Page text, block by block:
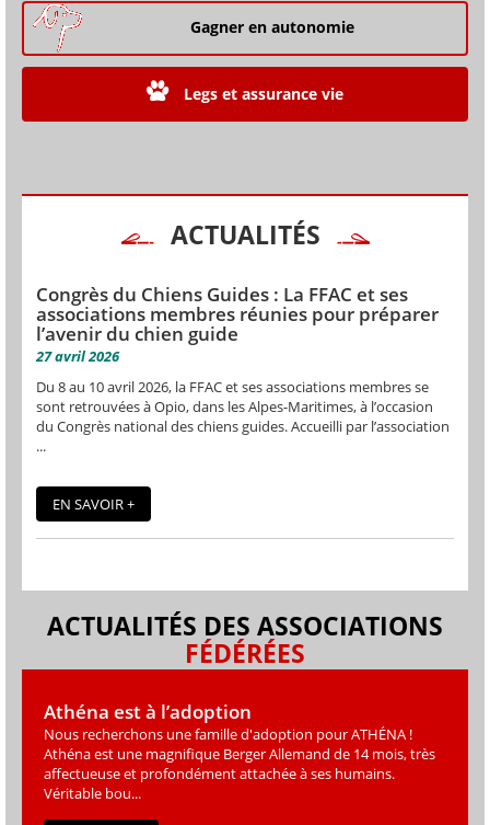
Gagner en autonomie
Legs et assurance vie
ACTUALITÉS
Congrès du Chiens Guides : La FFAC et ses
associations membres réunies pour préparer
l’avenir du chien guide
27 avril 2026
Du 8 au 10 avril 2026, la FFAC et ses associations membres se
sont retrouvées à Opio, dans les Alpes-Maritimes, à l’occasion
du Congrès national des chiens guides. Accueilli par l’association
...
EN SAVOIR +
ACTUALITÉS DES ASSOCIATIONS
FÉDÉRÉES
Athéna est à l’adoption
Nous recherchons une famille d'adoption pour ATHÉNA !
Athéna est une magniﬁque Berger Allemand de 14 mois, très
affectueuse et profondément attachée à ses humains.
Véritable bou...